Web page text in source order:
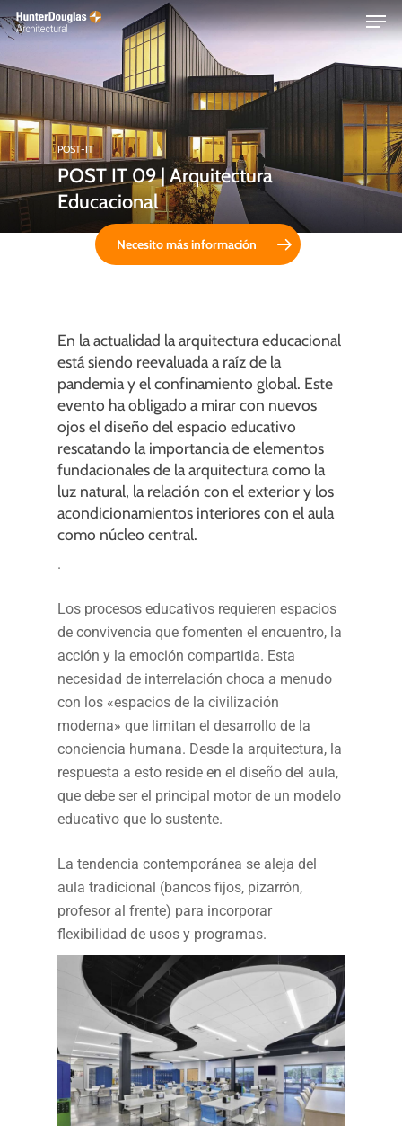
Skip
to
content
POST-IT
POST IT 09 | Arquitectura
Educacional
Necesito más información
En la actualidad la arquitectura educacional
está siendo reevaluada a raíz de la
pandemia y el confinamiento global. Este
evento ha obligado a mirar con nuevos
ojos el diseño del espacio educativo
rescatando la importancia de elementos
fundacionales de la arquitectura como la
luz natural, la relación con el exterior y los
acondicionamientos interiores con el aula
como núcleo central.
.
Los procesos educativos requieren espacios
de convivencia que fomenten el encuentro, la
acción y la emoción compartida. Esta
necesidad de interrelación choca a menudo
con los «espacios de la civilización
moderna» que limitan el desarrollo de la
conciencia humana. Desde la arquitectura, la
respuesta a esto reside en el diseño del aula,
que debe ser el principal motor de un modelo
educativo que lo sustente.
La tendencia contemporánea se aleja del
aula tradicional (bancos fijos, pizarrón,
profesor al frente) para incorporar
flexibilidad de usos y programas.
Menu